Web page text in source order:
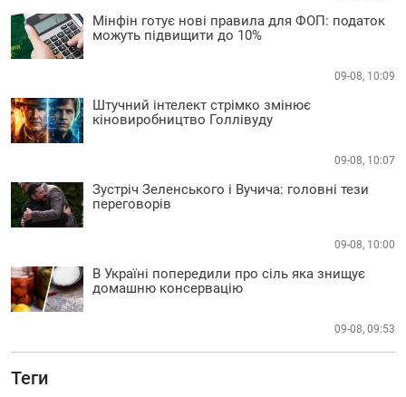
Мінфін готує нові правила для ФОП: податок
можуть підвищити до 10%
09-08, 10:09
Штучний інтелект стрімко змінює
кіновиробництво Голлівуду
09-08, 10:07
Зустріч Зеленського і Вучича: головні тези
переговорів
09-08, 10:00
В Україні попередили про сіль яка знищує
домашню консервацію
09-08, 09:53
Теги